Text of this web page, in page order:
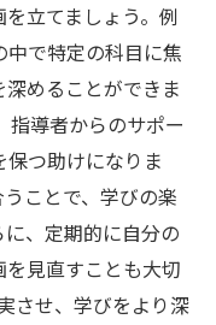
立てましょう。例
で特定の科目に焦
めることができま
指導者からのサポー
保つ助けになりま
ことで、学びの楽
、定期的に自分の
見直すことも大切
させ、学びをより深